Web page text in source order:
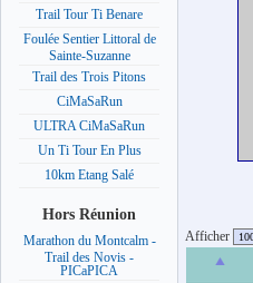
Trail Tour Ti Benare
Foulée Sentier Littoral de
Sainte-Suzanne
Trail des Trois Pitons
CiMaSaRun
ULTRA CiMaSaRun
Un Ti Tour En Plus
10km Etang Salé
Hors Réunion
Marathon du Montcalm -
Trail des Novis -
PICaPICA
Afficher